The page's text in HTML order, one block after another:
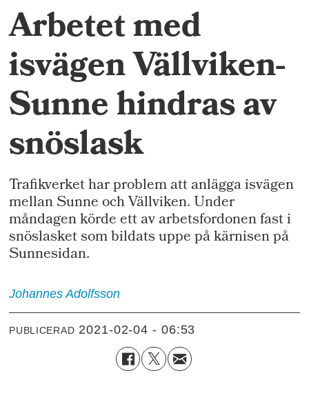
Arbetet med
isvägen Vällviken-
Sunne hindras av
snöslask
Trafikverket har problem att anlägga isvägen
mellan Sunne och Vällviken. Under
måndagen körde ett av arbetsfordonen fast i
snöslasket som bildats uppe på kärnisen på
Sunnesidan.
Johannes Adolfsson
PUBLICERAD 2021-02-04 - 06:53